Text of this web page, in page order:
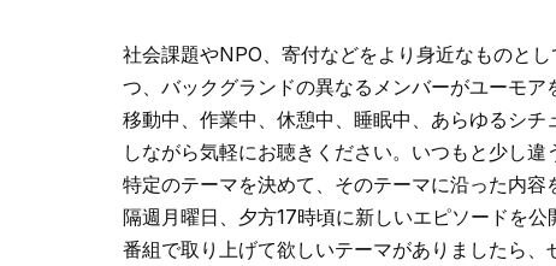
社会課題やNPO、寄付などをより身近なものと
つ、バックグランドの異なるメンバーがユーモア
移動中、作業中、休憩中、睡眠中、あらゆるシ
しながら気軽にお聴きください。いつもと少し
特定のテーマを決めて、そのテーマに沿った内容
隔週月曜日、夕方17時頃に新しいエピソードを公
番組で取り上げて欲しいテーマがありましたら、